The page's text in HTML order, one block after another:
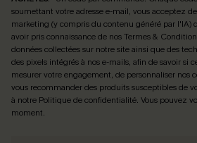
soumettant votre adresse e-mail, vous acceptez
marketing (y compris du contenu généré par l'IA)
avoir pris connaissance de nosTermes &
données collectées sur notre site ainsi que des
des pixels intégrés à nos e-mails, afin de savoir si
mesurer votre engagement, de personnaliser nos
vous recommander des produits susceptibles de
à notre Politique de confidentialité. Vous pouvez
moment.